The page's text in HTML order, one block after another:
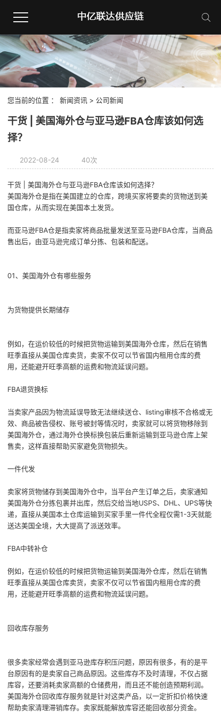
网站首页
中欧卡航
中亚卡航
中俄卡航
联系我们
关于我们
您当前的位置 ： 新闻资讯 > 公司新闻
干货 | 美国海外仓与亚马逊FBA仓库该如何选
择？
2022-08-24 40次
干货 | 美国海外仓与亚马逊FBA仓库该如何选择？
美国海外仓是指在美国建立的仓库，跨境买家将要卖的货物送到美
国仓库，从而实现在美国本土发货。
而亚马逊FBA仓是指卖家将商品批量发送至亚马逊FBA仓库，当商品
售出后，由亚马逊完成订单分拣、包装和配送。
01、美国海外仓有哪些服务
为货物提供长期储存
例如，在运价较低的时候把货物运输到美国海外仓库，然后在销售
旺季直接从美国仓库卖货，卖家不仅可以节省国内租用仓库的费
用，还能避开旺季高额的运费和物流延误问题。
FBA退货换标
当卖家产品因为物流延误导致无法继续送仓、listing审核不合格或无
效、商品被告侵权、账号被封等情况时，卖家就可以将货物移除到
美国海外仓，通过海外仓换标换包装后重新运输到亚马逊仓库上架
售卖，这样直接帮助买家避免货物损失。
一件代发
卖家将货物储存到美国海外仓中，当平台产生订单之后，卖家通知
美国海外仓分拣包裹并出库，然后交给当地USPS、DHL、UPS等快
递，直接从美国本土仓库运输到买家手里一件代全程仅需1-3天就能
送达美国全境，大大提高了派送效率。
FBA中转补仓
例如，在运价较低的时候把货物运输到美国海外仓库，然后在销售
旺季直接从美国仓库卖货，卖家不仅可以节省国内租用仓库的费
用，还能避开旺季高额的运费和物流延误问题。
回收库存服务
很多卖家经常会遇到亚马逊库存积压问题，原因有很多，有的是平
台原因有的是卖家自己商品原因。这些库存不及时清理，不仅占据
库容，还要消耗卖家高额的仓储费用，而且还不能创造预期利润。
美国海外仓回收库存服务就是针对这类产品，以一定折扣价格快速
帮助卖家清理滞销库存。卖家既能解放库容还能回收部分资金。